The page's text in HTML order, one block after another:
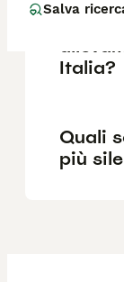
Salva
Dove
Italia?
Quali
più